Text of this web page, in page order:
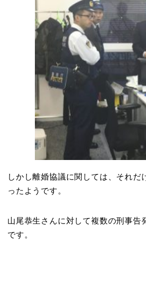
しかし離婚協議に関しては、それだ
ったようです。
山尾恭生さんに対して複数の刑事告
です。